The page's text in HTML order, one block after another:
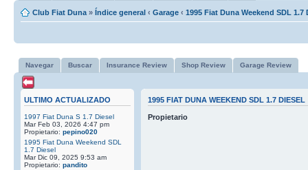
Club Fiat Duna » Índice general ‹ Garage ‹ 1995 Fiat Duna Weekend SDL 1.7
Navegar Buscar Insurance Review Shop Review Garage Review
ULTIMO ACTUALIZADO
1997 Fiat Duna S 1.7 Diesel
Mar Feb 03, 2026 4:47 pm
Propietario: pepino020
1995 Fiat Duna Weekend SDL
1.7 Diesel
Mar Dic 09, 2025 9:53 am
Propietario: pandito
1995 FIAT DUNA WEEKEND SDL 1.7 DIESEL
Propietario